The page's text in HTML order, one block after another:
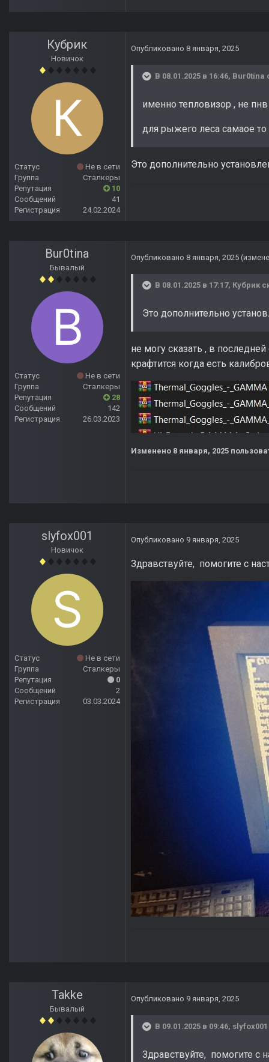
Кубрик
Новичок
Статус
Не в сети
Группа
Сталкеры
Репутация
10
Сообщений
41
Регистрация
24.02.2024
Опубликовано 8 января, 2025
В 08.01.2025 в 16:46, Bur0tina
именно тепловизор , не
для рыжего леса самаое то
Это дополнительно
Bur0tina
Бывалый
Статус
Не в сети
Группа
Сталкеры
Репутация
28
Сообщений
142
Регистрация
26.03.2023
Опубликовано 8 января, 2025
В 08.01.2025 в 17:17, Кубрик
Это дополнительно
не могу сказать , в
крафтится когда есть
Изменено 8 января, 2025
slyfox001
Новичок
Статус
Не в сети
Группа
Сталкеры
Репутация
0
Сообщений
2
Регистрация
03.03.2024
Опубликовано 9 января, 2025
Здравствуйте, помогите с
Takke
Бывалый
Опубликовано 9 января, 2025
В 09.01.2025 в 09:46, slyfox001
Здравствуйте, помогите с